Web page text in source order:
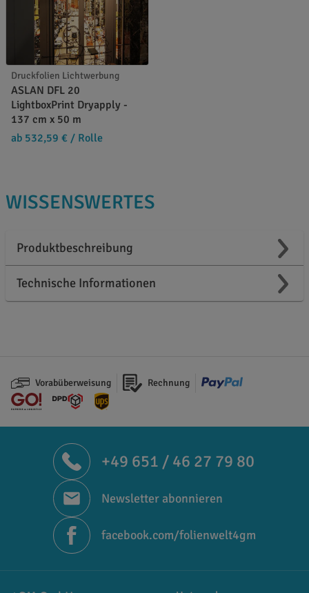
Druckfolien Lichtwerbung
ASLAN DFL 20
LightboxPrint Dryapply -
137 cm x 50 m
ab 532,59 € / Rolle
WISSENSWERTES
Produktbeschreibung
Technische Informationen
Vorabüberweisung Rechnung
+49 651 / 46 27 79 80
Newsletter abonnieren
facebook.com/folienwelt4gm